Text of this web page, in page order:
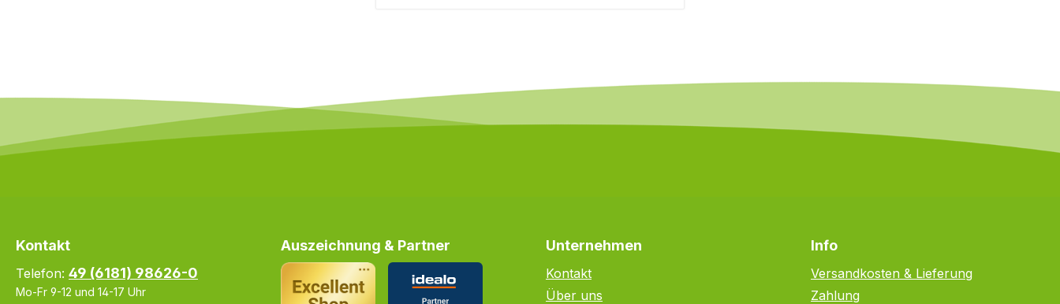
Kontakt
Telefon: 49 (6181) 98626-0
Mo-Fr 9-12 und 14-17 Uhr
Auszeichnung & Partner Unternehmen
Kontakt
Über uns
Info
Versandkosten & Lieferung
Zahlung